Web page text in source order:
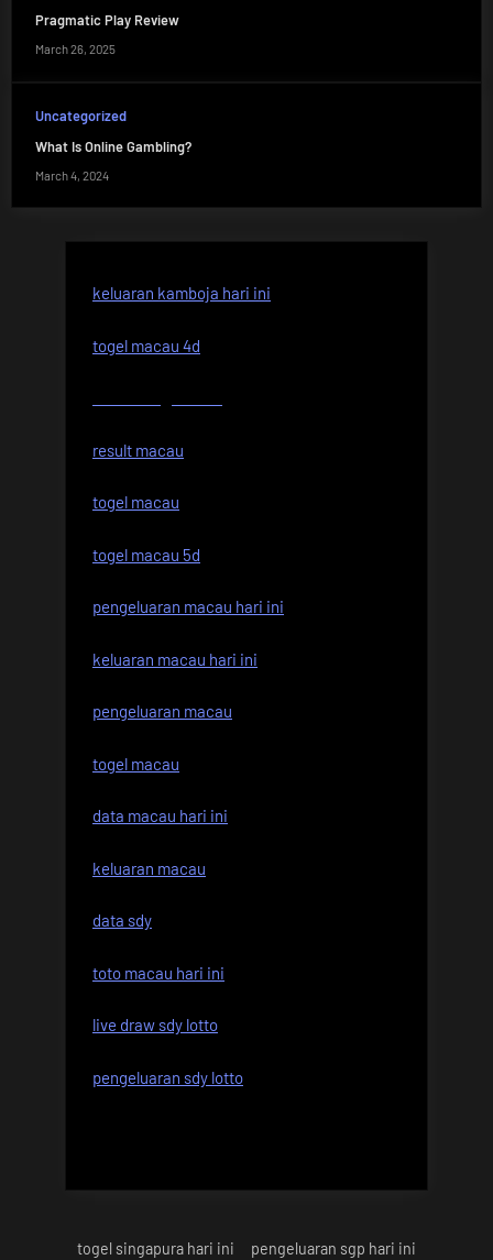
Pragmatic Play Review
March 26, 2025
Uncategorized
What Is Online Gambling?
March 4, 2024
keluaran kamboja hari ini
togel macau 4d
result macau
togel macau
togel macau 5d
pengeluaran macau hari ini
keluaran macau hari ini
pengeluaran macau
togel macau
data macau hari ini
keluaran macau
data sdy
toto macau hari ini
live draw sdy lotto
pengeluaran sdy lotto
togel singapura hari ini pengeluaran sgp hari ini